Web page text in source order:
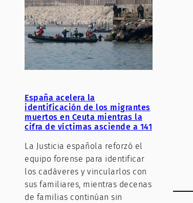
España acelera la
identificación de los migrantes
muertos en Ceuta mientras la
cifra de víctimas asciende a 141
La Justicia española reforzó el
equipo forense para identificar
los cadáveres y vincularlos con
sus familiares, mientras decenas
de familias continúan sin